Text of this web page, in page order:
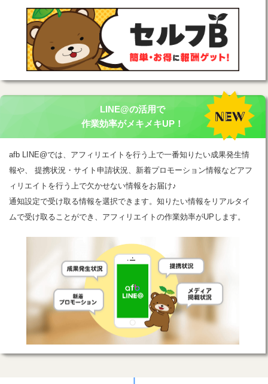
LINE@の活用で
作業効率がメキメキUP！
afb LINE@では、アフィリエイトを行う上で一番知りたい成果発生情
報や、 提携状況・サイト申請状況、新着プロモーション情報などアフ
ィリエイトを行う上で欠かせない情報をお届け♪
通知設定で受け取る情報を選択できます。知りたい情報をリアルタイ
ムで受け取ることができ、アフィリエイトの作業効率がUPします。